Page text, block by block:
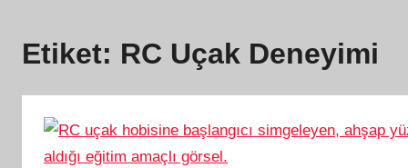
Etiket: RC Uçak Deneyimi